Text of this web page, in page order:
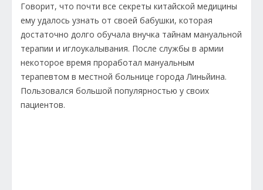
Говорит, что почти все секреты китайской медицины
ему удалось узнать от своей бабушки, которая
достаточно долго обучала внучка тайнам мануальной
терапии и иглоукалывания. После службы в армии
некоторое время проработал мануальным
терапевтом в местной больнице города Линьйина.
Пользовался большой популярностью у своих
пациентов.